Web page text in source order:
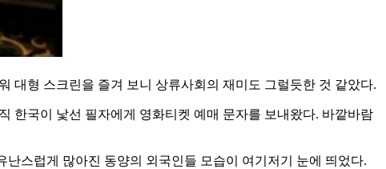
대형 스크린을 즐겨 보니 상류사회의 재미도 그럴듯한 것 같았다.
한국이 낯선 필자에게 영화티켓 예매 문자를 보내왔다. 바깥바람
스럽게 많아진 동양의 외국인들 모습이 여기저기 눈에 띄었다.